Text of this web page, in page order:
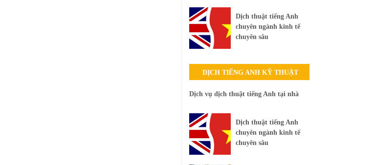
Dịch thuật tiếng Anh
chuyên ngành kinh tế
chuyên sâu
DỊCH TIẾNG ANH KỸ THUẬT
Dịch vụ dịch thuật tiếng Anh tại nhà
Dịch thuật tiếng Anh
chuyên ngành kinh tế
chuyên sâu